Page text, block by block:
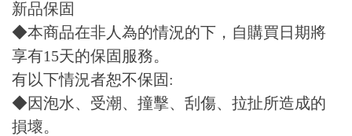
新品保固
◆本商品在非人為的情況的下，自購買日期將
享有15天的保固服務。
有以下情況者恕不保固:
◆因泡水、受潮、撞擊、刮傷、拉扯所造成的
損壞。